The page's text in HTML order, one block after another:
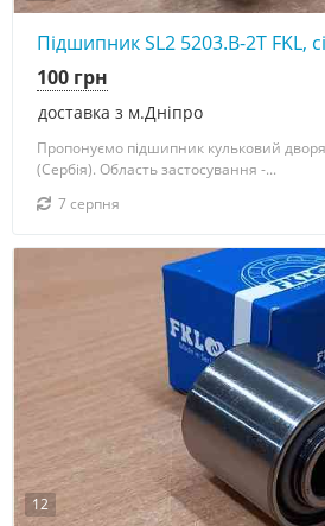
Підшипник SL2 5203.B-2T FKL,
доставка з м.Дніпро
100 грн
Пропонуємо підшипник кульковий
(Сербія). Область застосування -...
7 серпня
12